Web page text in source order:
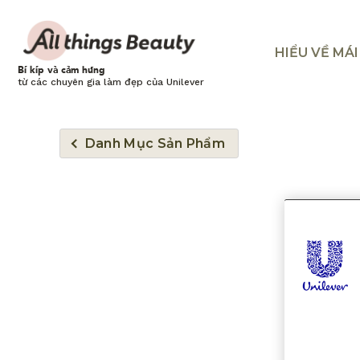
Bí kíp và cảm hứng
từ các chuyên gia làm đẹp của Unilever
HIỂU VỀ
Danh Mục Sản Phẩm